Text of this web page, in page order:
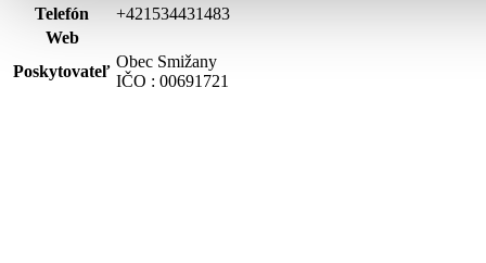
Telefón
+421534431483
Web
Poskytovateľ
Obec Smižany
IČO : 00691721